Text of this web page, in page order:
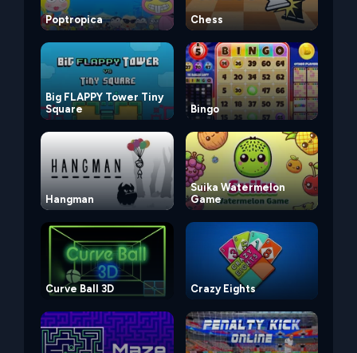
Poptropica Chess
Big FLAPPY Tower Tiny
Square
Bingo
Hangman
Suika Watermelon
Game
Curve Ball 3D Crazy Eights